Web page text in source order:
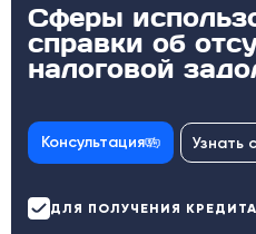
Сферы
справки об
налоговой
Консультация Узнать
ДЛЯ ПОЛУЧЕНИЯ